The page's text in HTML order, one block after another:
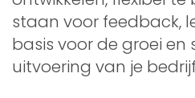
staan voor feedback,
basis voor de groei en
uitvoering van je